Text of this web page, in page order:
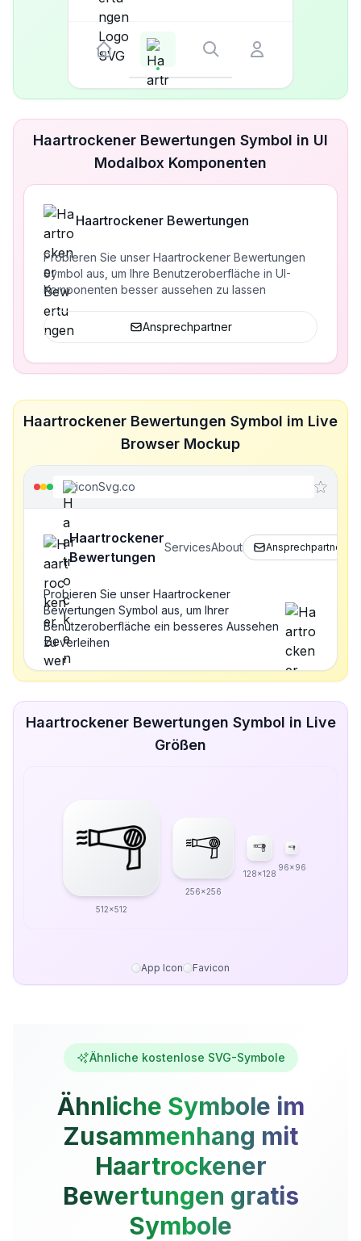
Haartrockener Bewertungen Symbol in UI
Modalbox Komponenten
Haartrockener Bewertungen
Probieren Sie unser Haartrockener Bewertungen
Symbol aus, um Ihre Benutzeroberfläche in UI-
Komponenten besser aussehen zu lassen
Ansprechpartner
Haartrockener Bewertungen Symbol im Live
Browser Mockup
iconSvg.co
Haartrockener
Bewertungen
ServicesAbout Ansprechpartner
Probieren Sie unser Haartrockener
Bewertungen Symbol aus, um Ihrer
Benutzeroberfläche ein besseres Aussehen
zu verleihen
Haartrockener Bewertungen Symbol in Live
Größen
512x512
256x256
128x128
96x96
App Icon Favicon
Ähnliche kostenlose SVG-Symbole
Ähnliche Symbole im
Zusammenhang mit
Haartrockener
Bewertungen gratis
Symbole